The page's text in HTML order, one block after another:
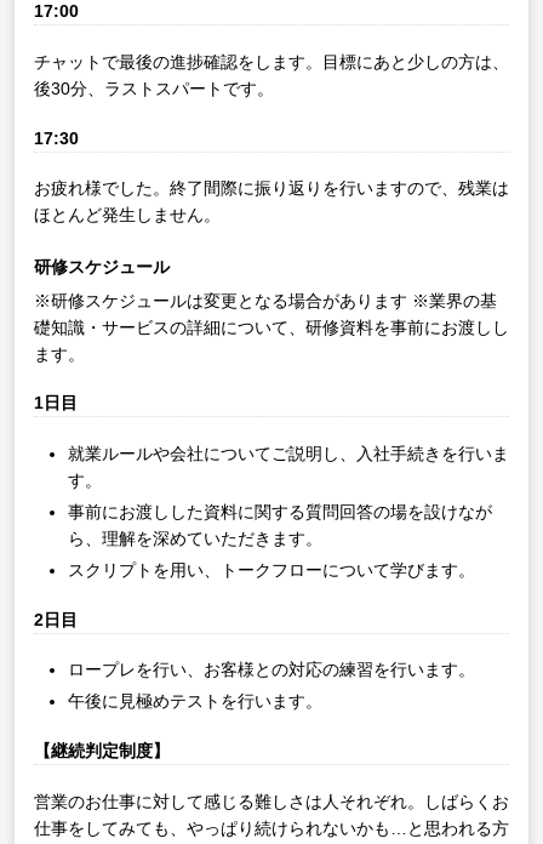
17:00
チャットで最後の進捗確認をします。目標にあと少しの方は、
後30分、ラストスパートです。
17:30
お疲れ様でした。終了間際に振り返りを行いますので、残業は
ほとんど発生しません。
研修スケジュール
※研修スケジュールは変更となる場合があります ※業界の基
礎知識・サービスの詳細について、研修資料を事前にお渡しし
ます。
1日目
就業ルールや会社についてご説明し、入社手続きを行いま
す。
事前にお渡しした資料に関する質問回答の場を設けなが
ら、理解を深めていただきます。
スクリプトを用い、トークフローについて学びます。
2日目
ロープレを行い、お客様との対応の練習を行います。
午後に見極めテストを行います。
【継続判定制度】
営業のお仕事に対して感じる難しさは人それぞれ。しばらくお
仕事をしてみても、やっぱり続けられないかも…と思われる方